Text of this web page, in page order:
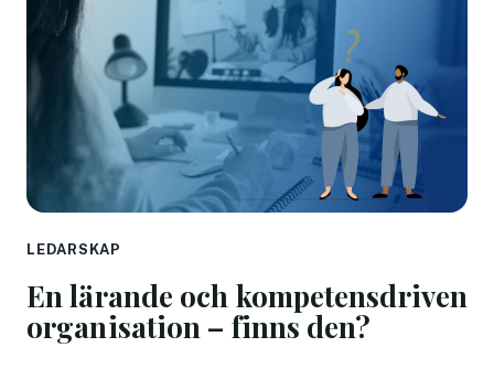
LEDARSKAP
En lärande och kompetensdriven
organisation – finns den?